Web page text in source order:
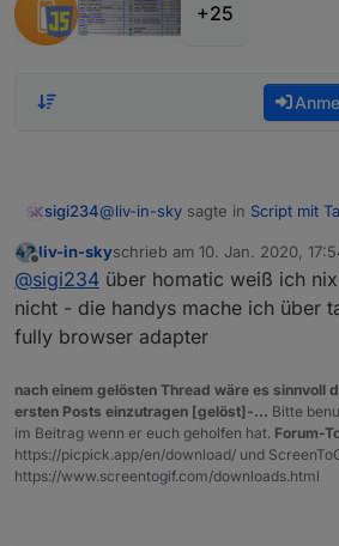
+25
sigi234@liv-in-sky sagte in Script mit
@sigi234ohne datenpunkte
etwas anzuzeigen :-)
Ja, weis nicht warum die keine
Offline
liv-in-skyschrieb am 10. Jan. 2020,
zuletzt editiert von
@sigi234 über homatic weiß ich
nicht - die handys mache ich über
fully browser adapter
nach einem gelösten Thread wäre es sinnvoll
ersten Posts einzutragen [gelöst]-... Bitte
im Beitrag wenn er euch geholfen hat. Forum-
https://picpick.app/en/download/ und
https://www.screentogif.com/downloads.html